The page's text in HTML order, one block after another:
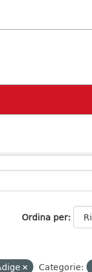
Ordina per
Categorie: